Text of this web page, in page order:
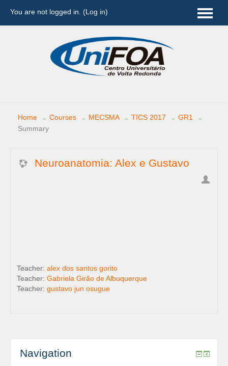
You are not logged in. (Log in)
Home → Courses → MECSMA → TICS 2017 → GR1 →
Summary
Neuroanatomia: Alex e Gustavo
Teacher: alex dos santos gorito
Teacher: Gabriela Girão de Albuquerque
Teacher: gustavo jun osugue
Navigation